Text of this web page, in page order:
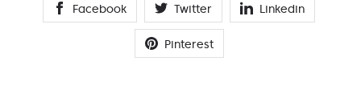
Facebook Twitter Linkedin
Pinterest